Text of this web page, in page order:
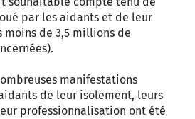
par les aidants et de leur
moins de 3,5 millions de
manifestations
de leur isolement, leurs
professionnalisation ont été